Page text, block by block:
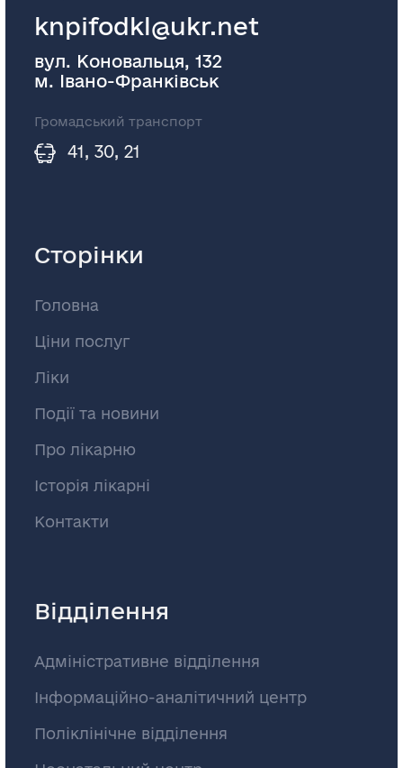
knpifodkl@ukr.net
вул. Коновальця, 132
м. Івано-Франківськ
Громадський транспорт
41, 30, 21
Сторінки
Головна
Ціни послуг
Ліки
Події та новини
Про лікарню
Історія лікарні
Контакти
Відділення
Адміністративне відділення
Інформаційно-аналітичний центр
Поліклінічне відділення